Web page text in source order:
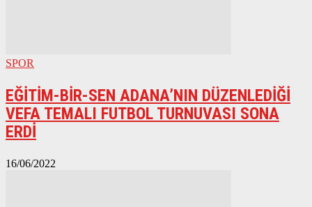
SPOR
EĞİTİM-BİR-SEN ADANA’NIN DÜZENLEDİĞİ
VEFA TEMALI FUTBOL TURNUVASI SONA
ERDİ
16/06/2022